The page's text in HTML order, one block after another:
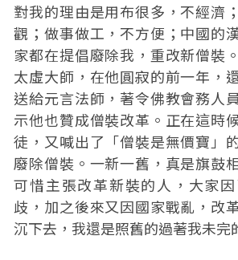
對我的理由是用布很多，不經濟
觀；做事做工，不方便；中國的
家都在提倡廢除我，重改新僧裝
太虛大師，在他圓寂的前一年，
送給元言法師，著令佛教會務人
示他也贊成僧裝改革。正在這時
徒，又喊出了「僧裝是無價寶」
廢除僧裝。一新一舊，真是旗鼓
可惜主張改革新裝的人，大家
歧，加之後來又因國家戰亂，改
沉下去，我還是照舊的過著我未完